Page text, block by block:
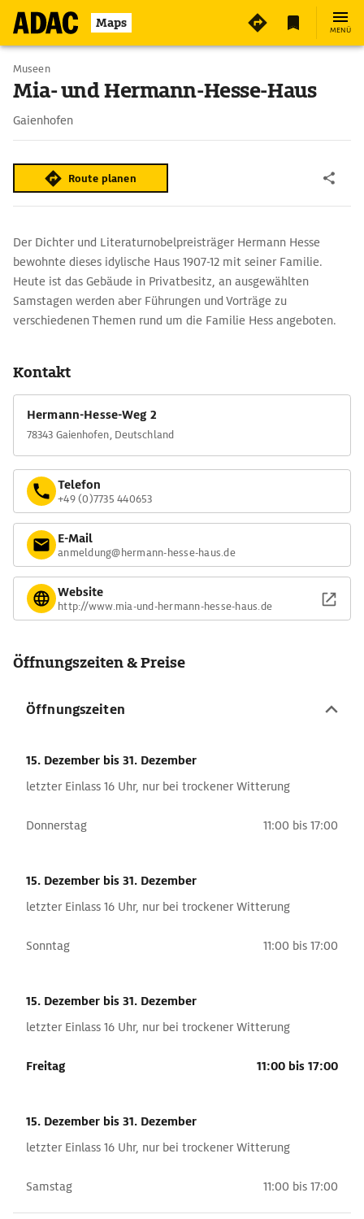
Maps MENÜ
Museen
Mia- und Hermann-Hesse-Haus
Gaienhofen
Route planen
Der Dichter und Literaturnobelpreisträger Hermann Hesse
bewohnte dieses idylische Haus 1907-12 mit seiner Familie.
Heute ist das Gebäude in Privatbesitz, an ausgewählten
Samstagen werden aber Führungen und Vorträge zu
verschiedenen Themen rund um die Familie Hess angeboten.
Kontakt
Hermann-Hesse-Weg 2
78343 Gaienhofen, Deutschland
Telefon
+49 (0)7735 440653
E-Mail
anmeldung@hermann-hesse-haus.de
Website
http://www.mia-und-hermann-hesse-haus.de
Öffnungszeiten & Preise
Öffnungszeiten
15. Dezember bis 31. Dezember
letzter Einlass 16 Uhr, nur bei trockener Witterung
Donnerstag 11:00 bis 17:00
15. Dezember bis 31. Dezember
letzter Einlass 16 Uhr, nur bei trockener Witterung
Sonntag 11:00 bis 17:00
15. Dezember bis 31. Dezember
letzter Einlass 16 Uhr, nur bei trockener Witterung
Freitag 11:00 bis 17:00
15. Dezember bis 31. Dezember
letzter Einlass 16 Uhr, nur bei trockener Witterung
Samstag 11:00 bis 17:00